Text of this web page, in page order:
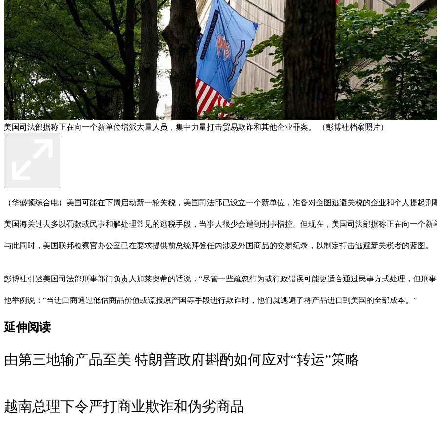
美国司法部据称正在向一个新单位增派大量人员，集中力量打击贸易欺诈和其他企业罪案。 （彭博社档案照片）
（华盛顿综合电）美国可能在下周启动新一轮关税，美国司法部已设立一个新单位，准备对企图逃避关税的企业和个人提起刑
美国海关过去多以罚款或民事和解处理常见的逃税手段，当事人很少会遭到刑事指控。但现在，美国司法部据称正在向一个
与此同时，美国联邦检察官办公室已在要求提供前总统拜登任内涉及外国商品的交易纪录，以制定打击逃避新关税者的蓝图。
彭博社引述美国司法部刑事部门负责人加莱奥蒂的话说：“尽管一些疏忽行为或行政错误可能更适合通过民事方式处理，但刑
他举例说：“当进口商通过低估商品价值或谎报原产国等手段进行欺诈时，他们就逃避了将产品进口到美国的全部成本。”
延伸阅读
由第三地输产品至美 特朗普政府斟酌如何应对“转运”策略
越南总理下令严打商业欺诈和伪劣商品